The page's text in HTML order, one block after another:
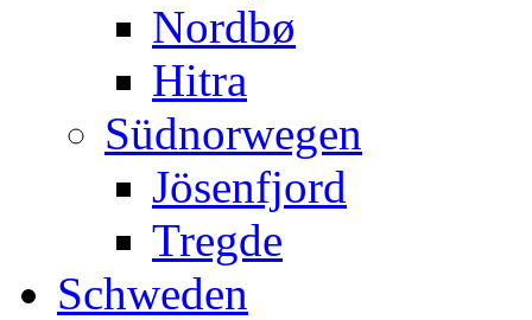
Nordbø
Hitra
Südnorwegen
Jösenfjord
Tregde
Schweden